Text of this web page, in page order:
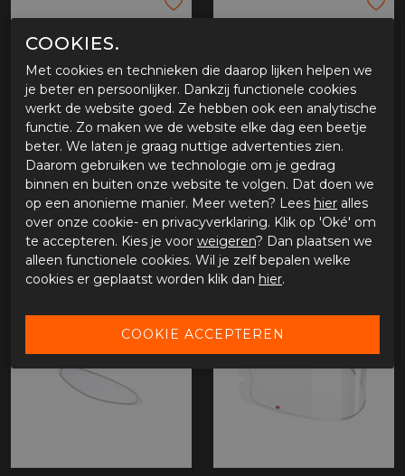
Pinlock® 70 MaxVisionT HJC, i90/i91, hel
€ 33,26
€ 33,26
COOKIES.
Met cookies en technieken die daarop lijken helpen we
je beter en persoonlijker. Dankzij functionele cookies
werkt de website goed. Ze hebben ook een analytische
functie. Zo maken we de website elke dag een beetje
beter. We laten je graag nuttige advertenties zien.
Daarom gebruiken we technologie om je gedrag
binnen en buiten onze website te volgen. Dat doen we
op een anonieme manier. Meer weten? Lees hier alles
over onze cookie- en privacyverklaring. Klik op 'Oké' om
te accepteren. Kies je voor weigeren? Dan plaatsen we
alleen functionele cookies. Wil je zelf bepalen welke
cookies er geplaatst worden klik dan hier.